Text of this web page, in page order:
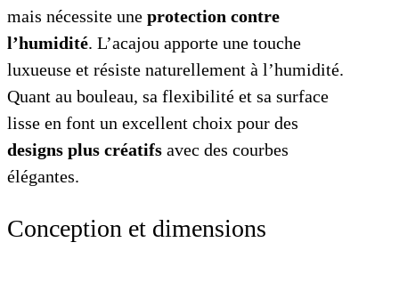
mais nécessite une protection contre
l’humidité. L’acajou apporte une touche
luxueuse et résiste naturellement à l’humidité.
Quant au bouleau, sa flexibilité et sa surface
lisse en font un excellent choix pour des
designs plus créatifs avec des courbes
élégantes.
Conception et dimensions